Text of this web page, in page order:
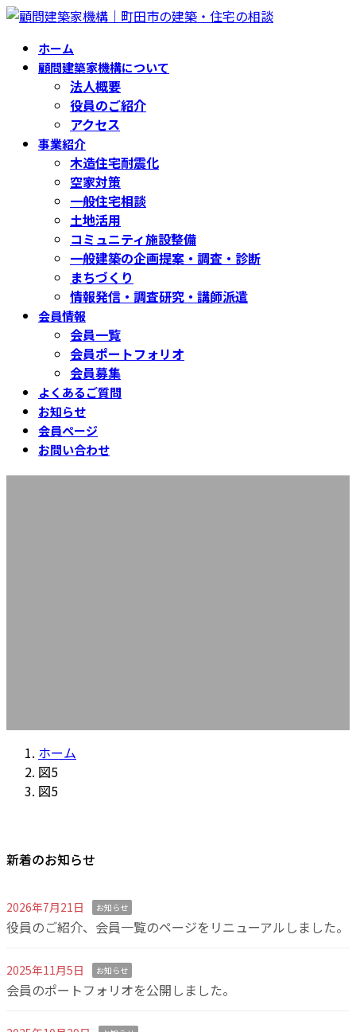
コ
ナ
ホーム
顧問建築家機構について
法人概要
役員のご紹介
アクセス
事業紹介
木造住宅耐震化
空家対策
一般住宅相談
土地活用
コミュニティ施設整備
一般建築の企画提案・調査・診断
まちづくり
情報発信・調査研究・講師派遣
会員情報
会員一覧
会員ポートフォリオ
会員募集
よくあるご質問
お知らせ
会員ページ
お問い合わせ
ホーム
図5
図5
新着のお知らせ
2026年7月21日 お知らせ
役員のご紹介、会員一覧のページをリニューアルしました。
2025年11月5日 お知らせ
会員のポートフォリオを公開しました。